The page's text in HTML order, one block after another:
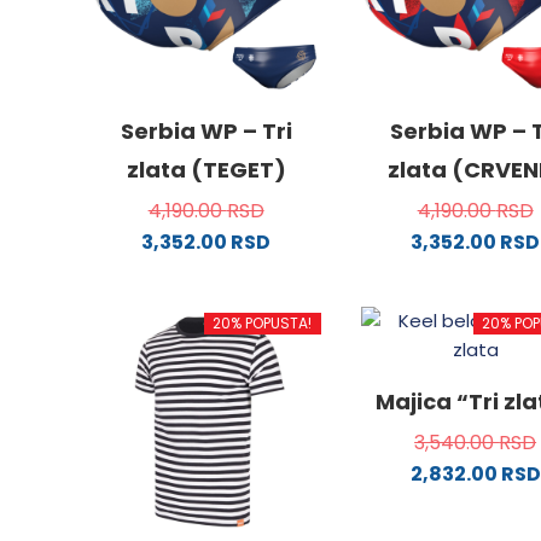
Serbia WP – Tri
zlata (TEGET)
4,190.00RSD
3,352.00 RSD
ima
više
varijanti.
Opcije
mogu
biti
izabrane
na
Serbia WP –
zlata
4,190.00RSD
3,352.00 RSD
ima
više
varijanti.
Opcije
mogu
biti
20% POPUSTA! 20%
Majica “Tri
3,540.00RSD
2,832.00 RSD